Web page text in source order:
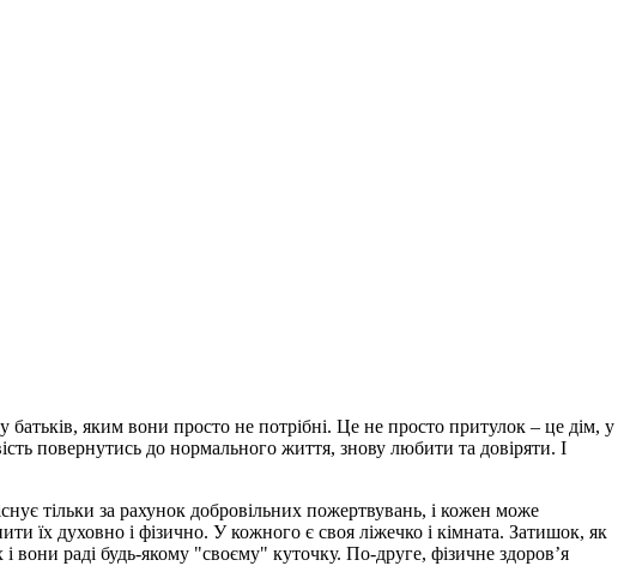
яким вони просто не потрібні. Це не просто притулок – це дім, у
повернутись до нормального життя, знову любити та довіряти. І
тільки за рахунок добровільних пожертвувань, і кожен може
їх духовно і фізично. У кожного є своя ліжечко і кімната. Затишок, як
раді будь-якому "своєму" куточку. По-друге, фізичне здоров’я